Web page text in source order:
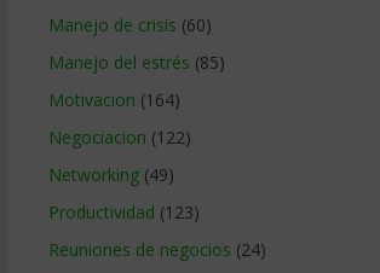
Manejo de crisis (60)
Manejo del estrés (85)
Motivacion (164)
Negociacion (122)
Networking(49)
Productividad (123)
Reuniones de negocios (24)